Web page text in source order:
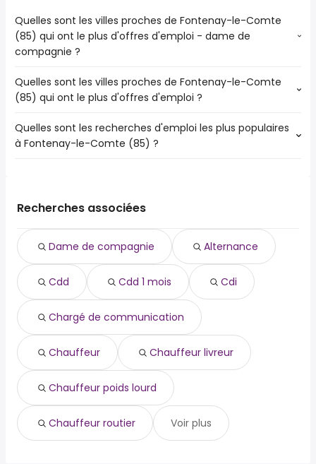
Quelles sont les villes proches de Fontenay-le-Comte
(85) qui ont le plus d'offres d'emploi - dame de
compagnie ?
Les villes proches de Fontenay-le-Comte (85) qui ont le
plus d'offres d'emploi - dame de compagnie sont :
Chantonnay
Puilboreau
Quelles sont les villes proches de Fontenay-le-Comte
(85) qui ont le plus d'offres d'emploi ?
Les 10 villes proches de Fontenay-le-Comte (85) qui ont
le plus d'offres d'emploi sont :
Puilboreau
Quelles sont les recherches d'emploi les plus populaires
à Fontenay-le-Comte (85) ?
alternance
cdi
chargé de communication
chauffeur
chauffeur livreur
chauffeur poids lourd
cuisine
Recherches associées
Dame de compagnie Alternance
Cdd Cdd 1 mois Cdi
Chargé de communication
Chauffeur Chauffeur livreur
Chauffeur poids lourd
Chauffeur routier Voir plus